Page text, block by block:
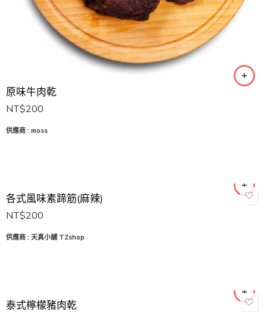
原味牛肉乾
NT$200
供應商 : moss
各式風味素蹄筋(麻辣)
NT$200
供應商 : 天真小舖 TZshop
泰式檸檬豬肉乾